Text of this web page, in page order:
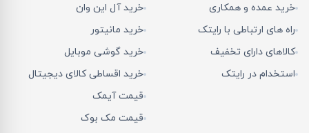
خرید عمده و همکاری
راه های ارتباطی با رایتک
کالاهای دارای تخفیف
استخدام در رایتک
خرید آل این وان
خرید مانیتور
خرید گوشی موبایل
خرید اقساطی کالای دیجیتال
قیمت آیمک
قیمت مک بوک